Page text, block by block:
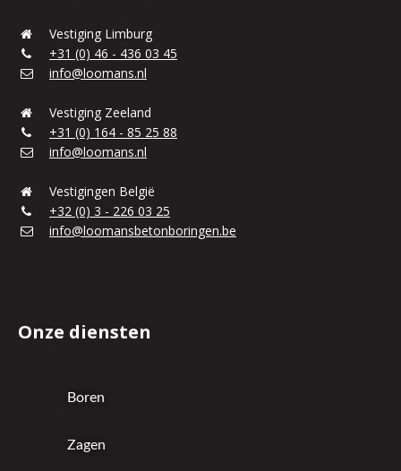
Vestiging Limburg
+31 (0) 46 - 436 03 45
info@loomans.nl
Vestiging Zeeland
+31 (0) 164 - 85 25 88
info@loomans.nl
Vestigingen België
+32 (0) 3 - 226 03 25
info@loomansbetonboringen.be
Onze diensten
Boren
Zagen